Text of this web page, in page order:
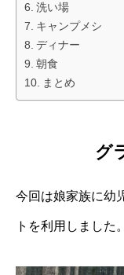
洗い場
キャンプメシ
ディナー
朝食
まとめ
グ
今回は娘家族に幼
トを利用しました。